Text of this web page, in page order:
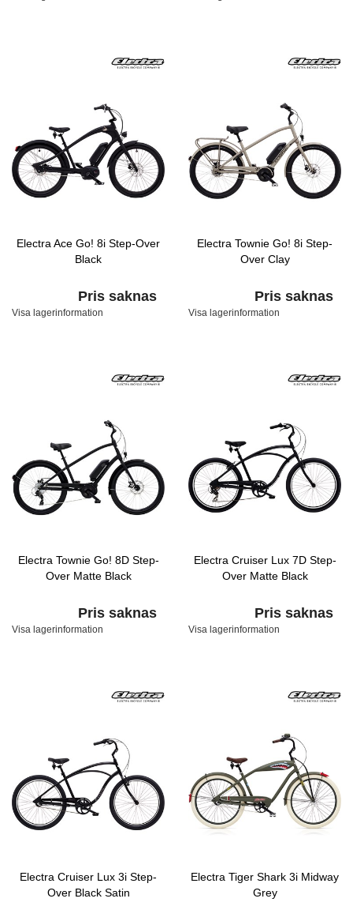
Electra Ace Go! 8i Step-Over
Black
Pris saknas
Visa lagerinformation
Electra Townie Go! 8i Step-
Over Clay
Pris saknas
Visa lagerinformation
Electra Townie Go! 8D Step-
Over Matte Black
Pris saknas
Visa lagerinformation
Electra Cruiser Lux 7D Step-
Over Matte Black
Pris saknas
Visa lagerinformation
Electra Cruiser Lux 3i Step-
Over Black Satin
Electra Tiger Shark 3i Midway
Grey